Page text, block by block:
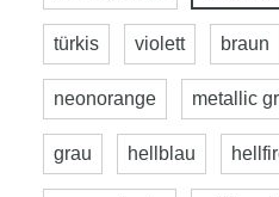
türkis violett braun
neonorange metallic
grau hellblau